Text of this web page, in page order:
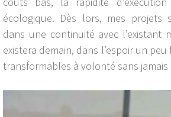
écologique. Dès lors, mes projets
dans une continuité avec l’existant
existera demain, dans l’espoir un
transformables à volonté sans jamais